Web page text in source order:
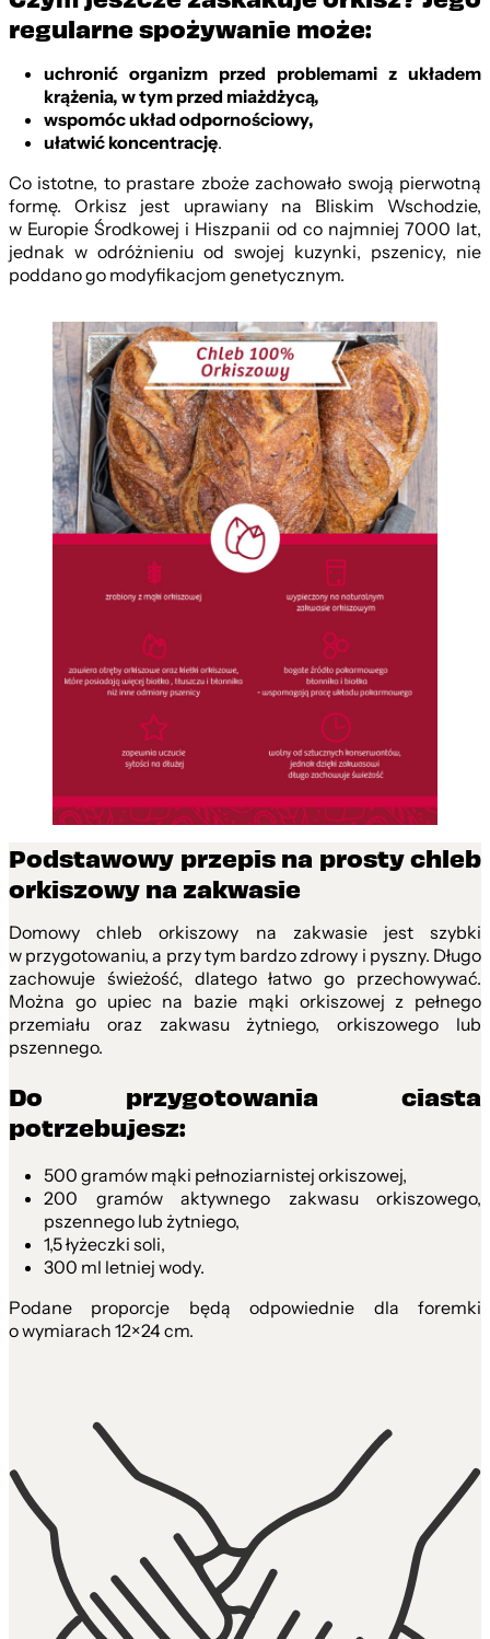
regularne spożywanie może:
uchronić organizm przed problemami z układem
krążenia, w tym przed miażdżycą,
wspomóc układ odpornościowy,
ułatwić koncentrację.
Co istotne, to prastare zboże zachowało swoją pierwotną
formę. Orkisz jest uprawiany na Bliskim Wschodzie,
w Europie Środkowej i Hiszpanii od co najmniej 7000 lat,
jednak w odróżnieniu od swojej kuzynki, pszenicy, nie
poddano go modyfikacjom genetycznym.
Podstawowy przepis na prosty chleb
orkiszowy na zakwasie
Domowy chleb orkiszowy na zakwasie jest szybki
w przygotowaniu, a przy tym bardzo zdrowy i pyszny. Długo
zachowuje świeżość, dlatego łatwo go przechowywać.
Można go upiec na bazie mąki orkiszowej z pełnego
przemiału oraz zakwasu żytniego, orkiszowego lub
pszennego.
Do przygotowania ciasta
potrzebujesz:
500 gramów mąki pełnoziarnistej orkiszowej,
200 gramów aktywnego zakwasu orkiszowego,
pszennego lub żytniego,
1,5 łyżeczki soli,
300 ml letniej wody.
Podane proporcje będą odpowiednie dla foremki
o wymiarach 12×24 cm.